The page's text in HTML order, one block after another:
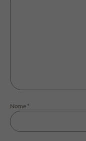
Nome *